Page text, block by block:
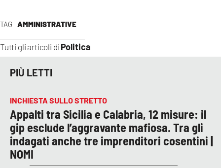
TAG AMMINISTRATIVE
Tutti gli articoli di Politica
PIÙ LETTI
INCHIESTA SULLO STRETTO
Appalti tra Sicilia e Calabria, 12 misure: il
gip esclude l’aggravante mafiosa. Tra gli
indagati anche tre imprenditori cosentini |
NOMI